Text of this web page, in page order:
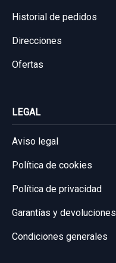
Historial de pedidos
Direcciones
Ofertas
LEGAL
Aviso legal
Política de cookies
Política de privacidad
Garantías y devoluciones
Condiciones generales